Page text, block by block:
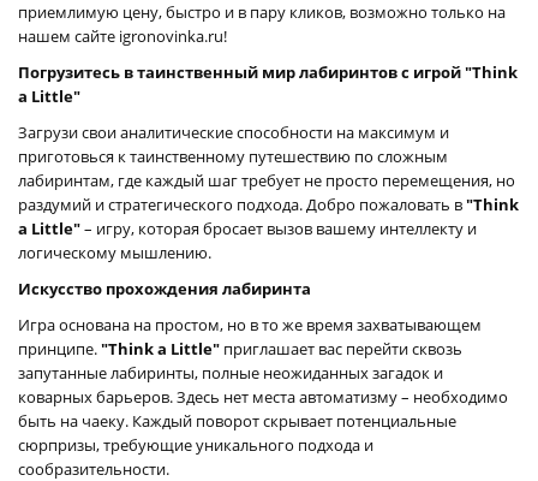
приемлимую цену, быстро и в пару кликов, возможно только на
нашем сайте igronovinka.ru!
Погрузитесь в таинственный мир лабиринтов с игрой "Think
a Little"
Загрузи свои аналитические способности на максимум и
приготовься к таинственному путешествию по сложным
лабиринтам, где каждый шаг требует не просто перемещения, но
раздумий и стратегического подхода. Добро пожаловать в"Think
a Little"– игру, которая бросает вызов вашему интеллекту и
логическому мышлению.
Искусство прохождения лабиринта
Игра основана на простом, но в то же время захватывающем
принципе."Think a Little" приглашает вас перейти сквозь
запутанные лабиринты, полные неожиданных загадок и
коварных барьеров. Здесь нет места автоматизму – необходимо
быть на чаеку. Каждый поворот скрывает потенциальные
сюрпризы, требующие уникального подхода и
сообразительности.